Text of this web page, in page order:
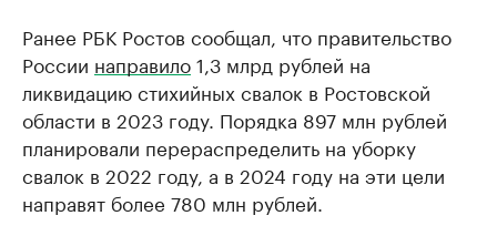
Ранее РБК Ростов сообщал, что правительство
России направило1,3 млрд рублей на
ликвидацию стихийных свалок в Ростовской
области в 2023 году. Порядка 897 млн рублей
планировали перераспределить на уборку
свалок в 2022 году, а в 2024 году на эти цели
направят более 780 млн рублей.